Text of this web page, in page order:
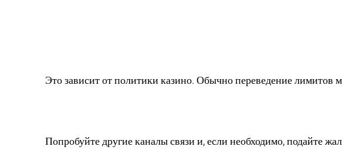
Это зависит от политики казино. Обычно переведение лимитов
Попробуйте другие каналы связи и, если необходимо, подайте